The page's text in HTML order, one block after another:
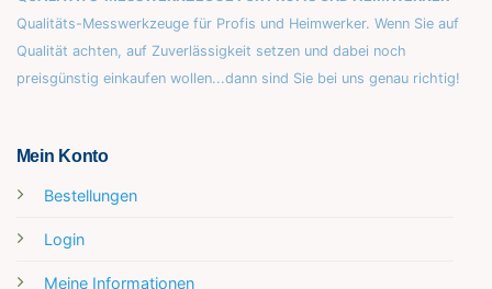
Qualitäts-Messwerkzeuge für Profis und Heimwerker. Wenn Sie auf
Qualität achten, auf Zuverlässigkeit setzen und dabei noch
preisgünstig einkaufen wollen...dann sind Sie bei uns genau richtig!
Mein Konto
Bestellungen
Login
Meine Informationen